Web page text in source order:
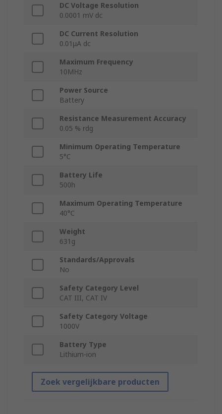
DC Voltage Resolution
0.0001 mV dc
DC Current Resolution
0.01μA dc
Maximum Frequency
10MHz
Power Source
Battery
Resistance Measurement Accuracy
0.05 % rdg
Minimum Operating Temperature
5°C
Battery Life
500h
Maximum Operating Temperature
40°C
Weight
631g
Standards/Approvals
No
Safety Category Level
CAT III, CAT IV
Safety Category Voltage
1000V
Battery Type
Lithium-ion
Zoek vergelijkbare producten